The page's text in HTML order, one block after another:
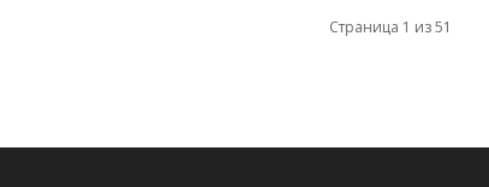
Страница 1 из 51